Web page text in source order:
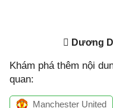
Dương
Khám phá thêm nội
quan:
Manchester United